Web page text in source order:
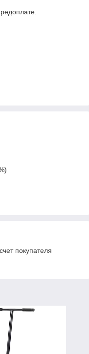
покупателя